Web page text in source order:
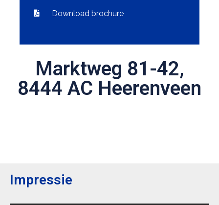
Marktweg 81-42,
8444 AC Heerenveen
Download brochure
Impressie